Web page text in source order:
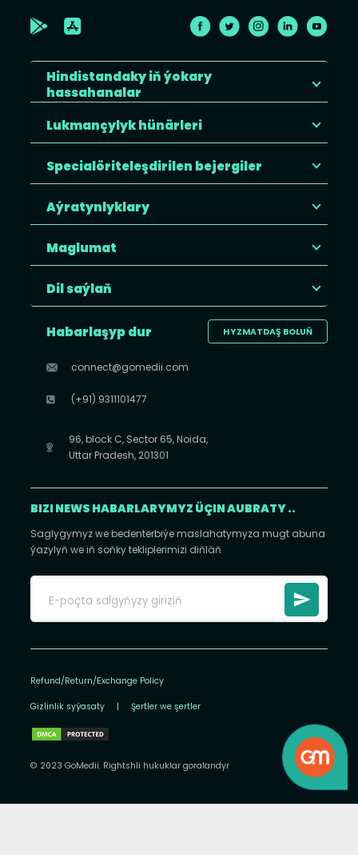
Hindistandaky iň ýokary
hassahanalar
Lukmançylyk hünärleri
Specialöriteleşdirilen bejergiler
Aýratynlyklary
Maglumat
Dil saýlaň
HYZMATDAŞ BOLUŇ
Habarlaşyp dur
connect@gomedii.com
(+91) 9311101477
96, block C, Sector 65, Noida,
Uttar Pradesh, 201301
BIZI NEWS HABARLARYMYZ ÜÇIN AUBRATY ..
Saglygymyz we bedenterbiýe maslahatymyza mugt abuna
ýazylyň we iň soňky tekliplerimizi diňläň
Refund/Return/Exchange Policy
Gizlinlik syýasaty | Şertler we şertler
© 2023 GoMedii. Rightshli hukuklar goralandyr